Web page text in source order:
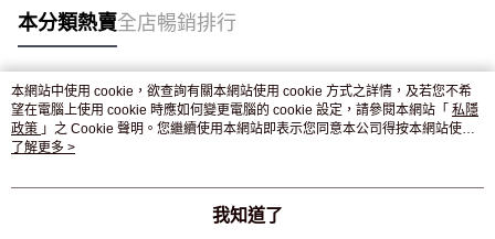
本分類熱賣全店暢銷排行
熱門標籤
熱銷排行
本網站中使用 cookie，欲查詢有關本網站使用 cookie 方式之詳情，及若您不希
望在電腦上使用 cookie 時應如何變更電腦的 cookie 設定，請參閱本網站「 私隱
政策 」之 Cookie 聲明。您繼續使用本網站即表示您同意本公司得按本網站使用
條款之 Cookie 聲明使用 cookie。
了解更多 >
我知道了